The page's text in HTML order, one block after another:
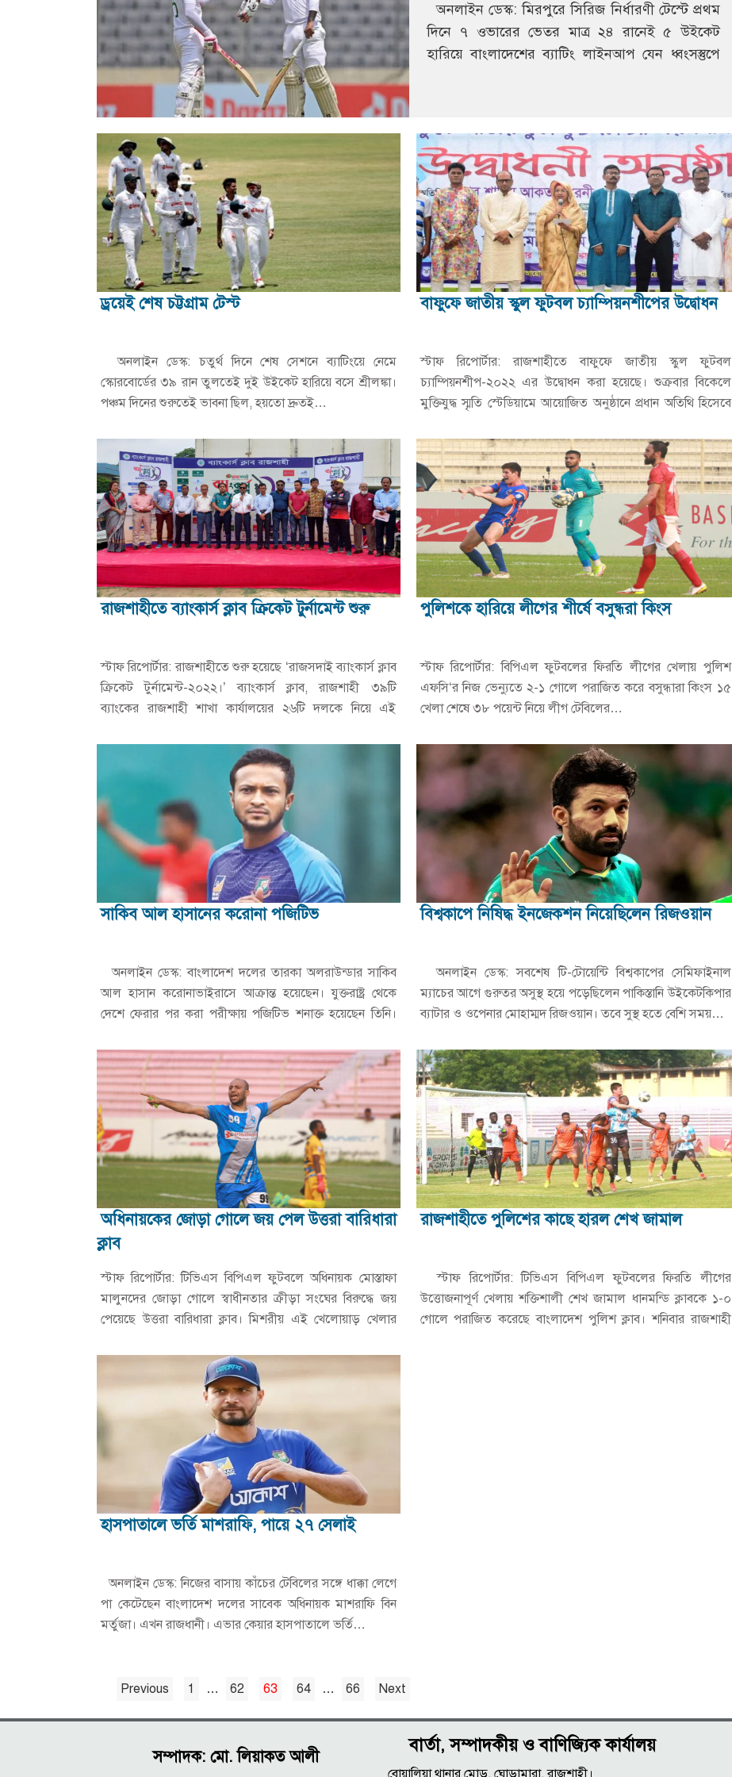
অনলাইন ডেস্ক: মিরপুরে সিরিজ নির্ধারণী টেস্টে প্রথম
দিনে ৭ ওভারের ভেতর মাত্র ২৪ রানেই ৫ উইকেট
হারিয়ে বাংলাদেশের ব্যাটিং লাইনআপ যেন ধ্বংসস্তুপে
ড্রয়েই শেষ চট্টগ্রাম টেস্ট
অনলাইন ডেস্ক: চতুর্থ দিনে শেষ সেশনে ব্যাটিংয়ে নেমে
স্কোরবোর্ডের ৩৯ রান তুলতেই দুই উইকেট হারিয়ে বসে শ্রীলঙ্কা।
পঞ্চম দিনের শুরুতেই ভাবনা ছিল, হয়তো দ্রুতই…
বাফুফে জাতীয় স্কুল ফুটবল চ্যাম্পিয়নশীপের উদ্বোধন
স্টাফ রিপোর্টার: রাজশাহীতে বাফুফে জাতীয় স্কুল ফুটবল
চ্যাম্পিয়নশীপ-২০২২ এর উদ্বোধন করা হয়েছে। শুক্রবার বিকেলে
মুক্তিযুদ্ধ স্মৃতি স্টেডিয়ামে আয়োজিত অনুষ্ঠানে প্রধান অতিথি হিসেবে
রাজশাহীতে ব্যাংকার্স ক্লাব ক্রিকেট টুর্নামেন্ট শুরু
স্টাফ রিপোর্টার: রাজশাহীতে শুরু হয়েছে ‘রাজসদাই ব্যাংকার্স ক্লাব
ক্রিকেট টুর্নামেন্ট-২০২২।’ ব্যাংকার্স ক্লাব, রাজশাহী ৩৯টি
ব্যাংকের রাজশাহী শাখা কার্যালয়ের ২৬টি দলকে নিয়ে এই
পুলিশকে হারিয়ে লীগের শীর্ষে বসুন্ধরা কিংস
স্টাফ রিপোর্টার: বিপিএল ফুটবলের ফিরতি লীগের খেলায় পুলিশ
এফসি‘র নিজ ভেন্যুতে ২-১ গোলে পরাজিত করে বসুন্ধারা কিংস ১৫
খেলা শেষে ৩৮ পয়েন্ট নিয়ে লীগ টেবিলের…
সাকিব আল হাসানের করোনা পজিটিভ
অনলাইন ডেস্ক: বাংলাদেশ দলের তারকা অলরাউন্ডার সাকিব
আল হাসান করোনাভাইরাসে আক্রান্ত হয়েছেন। যুক্তরাষ্ট্র থেকে
দেশে ফেরার পর করা পরীক্ষায় পজিটিভ শনাক্ত হয়েছেন তিনি।
বিশ্বকাপে নিষিদ্ধ ইনজেকশন নিয়েছিলেন রিজওয়ান
অনলাইন ডেস্ক: সবশেষ টি-টোয়েন্টি বিশ্বকাপের সেমিফাইনাল
ম্যাচের আগে গুরুতর অসুস্থ হয়ে পড়েছিলেন পাকিস্তানি উইকেটকিপার
ব্যাটার ও ওপেনার মোহাম্মদ রিজওয়ান। তবে সুস্থ হতে বেশি সময়…
অধিনায়কের জোড়া গোলে জয় পেল উত্তরা বারিধারা
ক্লাব
স্টাফ রিপোর্টার: টিভিএস বিপিএল ফুটবলে অধিনায়ক মোস্তাফা
মালুনদের জোড়া গোলে স্বাধীনতার ক্রীড়া সংঘের বিরুদ্ধে জয়
পেয়েছে উত্তরা বারিধারা ক্লাব। মিশরীয় এই খেলোয়াড় খেলার
রাজশাহীতে পুলিশের কাছে হারল শেখ জামাল
স্টাফ রিপোর্টার: টিভিএস বিপিএল ফুটবলের ফিরতি লীগের
উত্তোজনাপূর্ণ খেলায় শক্তিশালী শেখ জামাল ধানমন্ডি ক্লাবকে ১-০
গোলে পরাজিত করেছে বাংলাদেশ পুলিশ ক্লাব। শনিবার রাজশাহী
হাসপাতালে ভর্তি মাশরাফি, পায়ে ২৭ সেলাই
অনলাইন ডেস্ক: নিজের বাসায় কাঁচের টেবিলের সঙ্গে ধাক্কা লেগে
পা কেটেছেন বাংলাদেশ দলের সাবেক অধিনায়ক মাশরাফি বিন
মর্তুজা। এখন রাজধানী। এভার কেয়ার হাসপাতালে ভর্তি…
pagination
Previous 1 … 62 63 64 … 66 Next
সম্পাদক: মো. লিয়াকত আলী
বার্তা, সম্পাদকীয় ও বাণিজ্যিক কার্যালয়